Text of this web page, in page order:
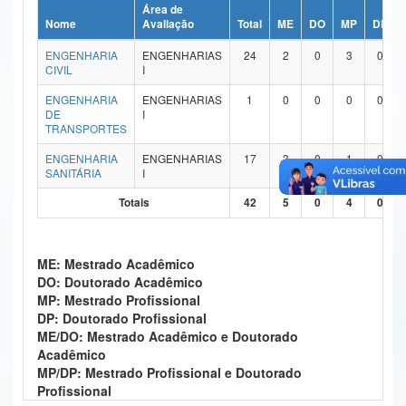
Ministério da Ciência, Tecnologia, Inovações e Comunicações
Ministério do Meio Ambiente
Ministério do Turismo
Ministério do Desenvolvimento Regional
Controladoria-Geral da União
Ministério da Mulher, da Família e dos Direitos Humanos
Secretaria de Governo
Gabinete de Segurança Institucional
Advocacia-Geral da União
Banco Central do Brasil
Nome
Área de
Avaliação
Total ME DO MP DP
ENGENHARIA
CIVIL
ENGENHARIAS
I
24 2 0 3 0
ENGENHARIA
DE
TRANSPORTES
ENGENHARIAS
I
1 0 0 0 0
ENGENHARIA
SANITÁRIA
ENGENHARIAS
I
17 3 0 1 0
Totais 42 5 0 4 0
ME: Mestrado Acadêmico
DO: Doutorado Acadêmico
MP: Mestrado Profissional
DP: Doutorado Profissional
ME/DO: Mestrado Acadêmico e Doutorado
Acadêmico
MP/DP: Mestrado Profissional e Doutorado
Profissional